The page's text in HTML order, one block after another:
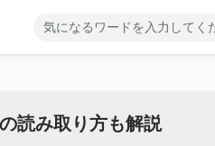
読み取り方も解説